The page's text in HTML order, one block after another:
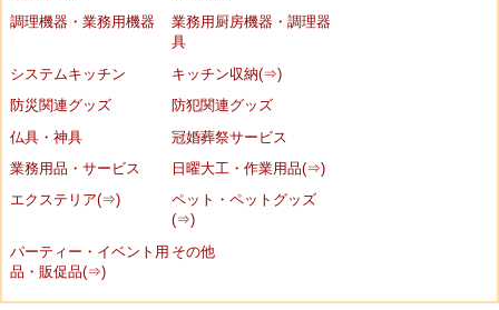
調理機器・業務用機器
業務用厨房機器・調理器
具
システムキッチン
キッチン収納(⇒)
防災関連グッズ
防犯関連グッズ
仏具・神具
冠婚葬祭サービス
業務用品・サービス
日曜大工・作業用品(⇒)
エクステリア(⇒)
ペット・ペットグッズ
(⇒)
パーティー・イベント用
品・販促品(⇒)
その他